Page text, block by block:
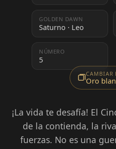
GOLDEN DAWN
Saturno · Leo
NÚMERO
5
CAMBIAR
Oro
¡La vida te desafía! El
de la contienda, la
fuerzas. No es una